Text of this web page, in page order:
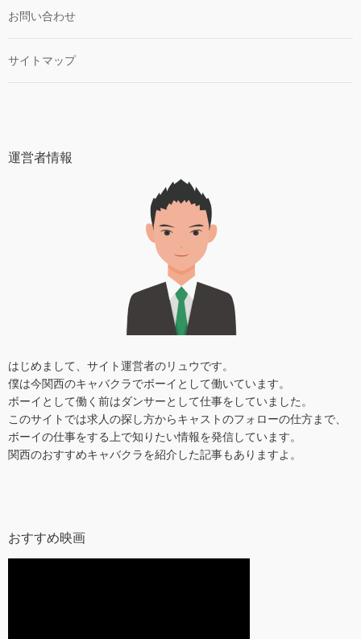
お問い合わせ
サイトマップ
運営者情報
はじめまして、サイト運営者のリュウです。
僕は今関西のキャバクラでボーイとして働いています。
ボーイとして働く前はダンサーとして仕事をしていました。
このサイトでは求人の探し方からキャストのフォローの仕方まで、
ボーイの仕事をする上で知りたい情報を発信しています。
関西のおすすめキャバクラを紹介した記事もありますよ。
おすすめ映画